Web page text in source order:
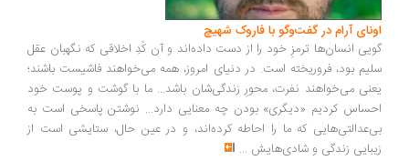
آرام در گفت‌وگو با فاروک شهیچ‭
انسان‌ها ترمزِ خود را از دست داده‌اند و آن کُدِ اخلاقی که نگهبان عقل
بود، فروریخته است. در دنیای امروز، همه می‌خواهند فاشیست باشند؛
می‌خواهند نفرت، محورِ زندگی‌شان باشد... ما با گوشت و پوست خود
کردیم «دیگری» بودن چه معنایی دارد... نوشتن پاسخی است به
که ما را احاطه کرده‌اند، و در عین حال، ستایشی است از
زندگی و شادی‌هایش...